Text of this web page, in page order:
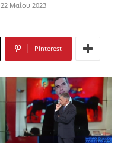
22 Μαΐου 2023
Pinterest